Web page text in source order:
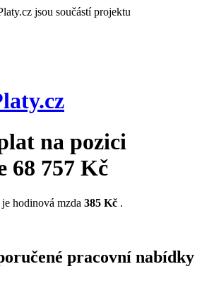
jsou součástí projektu
.cz
na pozici
68 757 Kč
hodinová mzda 385 Kč .
pracovní nabídky